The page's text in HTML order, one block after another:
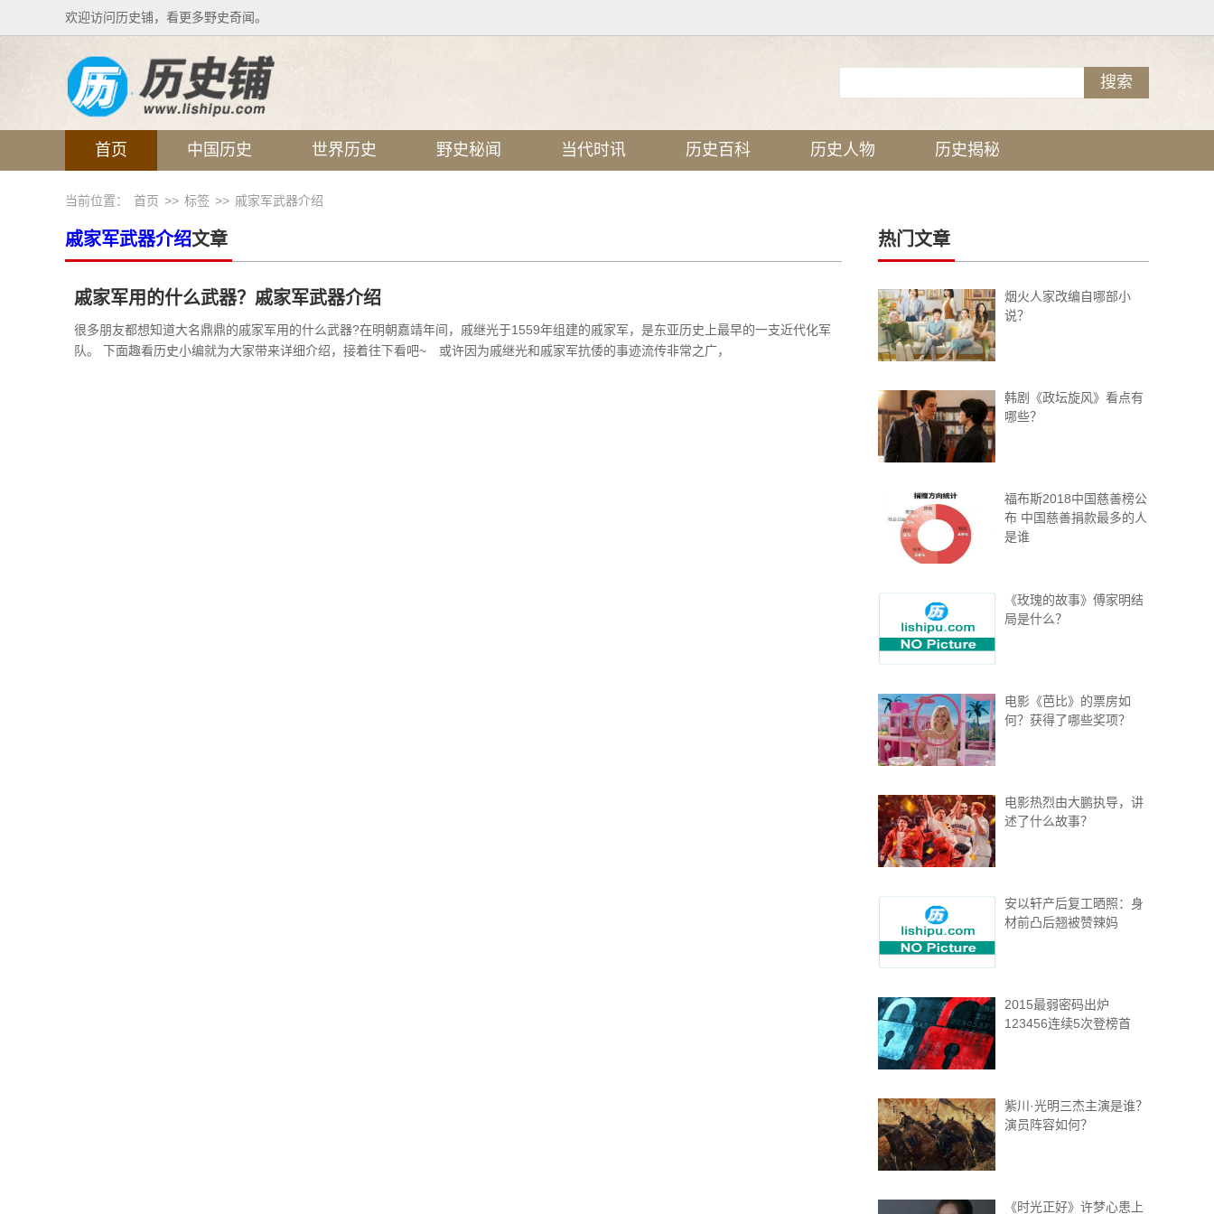
欢迎访问历史铺，看更多野史奇闻。
首页 中国历史 世界历史 野史秘闻 当代时讯 历史百科 历史人物 历史揭秘
当前位置： 首页 >> 标签 >> 戚家军武器介绍
戚家军武器介绍文章
戚家军用的什么武器？戚家军武器介绍
很多朋友都想知道大名鼎鼎的戚家军用的什么武器?在明朝嘉靖年间，戚继光于1559年组建的戚家军，是东亚历史上最早的一支近代化军
队。 下面趣看历史小编就为大家带来详细介绍，接着往下看吧~ 或许因为戚继光和戚家军抗倭的事迹流传非常之广，
热门文章
烟火人家改编自哪部小
说？
韩剧《政坛旋风》看点有
哪些？
福布斯2018中国慈善榜公
布 中国慈善捐款最多的人
是谁
《玫瑰的故事》傅家明结
局是什么？
电影《芭比》的票房如
何？获得了哪些奖项？
电影热烈由大鹏执导，讲
述了什么故事？
安以轩产后复工晒照：身
材前凸后翘被赞辣妈
2015最弱密码出炉
123456连续5次登榜首
紫川·光明三杰主演是谁？
演员阵容如何？
《时光正好》许梦心患上